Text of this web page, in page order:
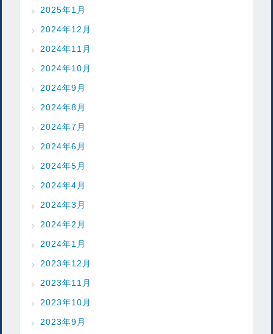
2025年1月
2024年12月
2024年11月
2024年10月
2024年9月
2024年8月
2024年7月
2024年6月
2024年5月
2024年4月
2024年3月
2024年2月
2024年1月
2023年12月
2023年11月
2023年10月
2023年9月